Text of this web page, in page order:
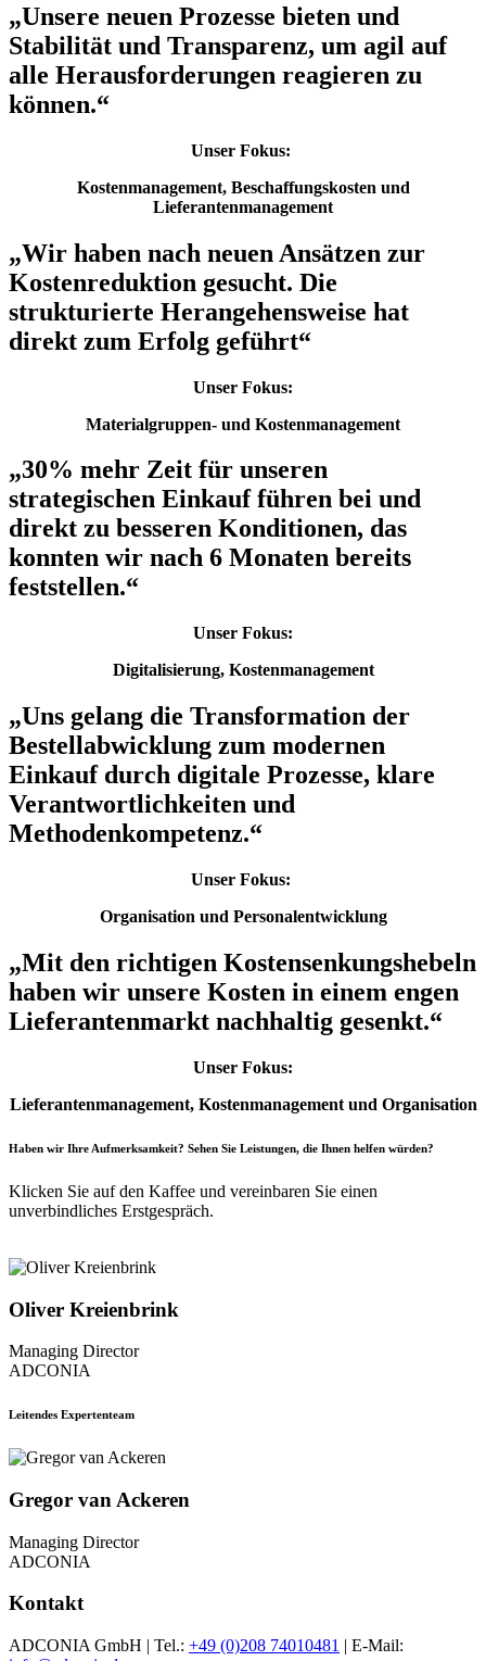
„Unsere neuen Prozesse bieten und
Stabilität und Transparenz, um agil auf
alle Herausforderungen reagieren zu
können.“
Unser Fokus:
Kostenmanagement, Beschaffungskosten und
Lieferantenmanagement
„Wir haben nach neuen Ansätzen zur
Kostenreduktion gesucht. Die
strukturierte Herangehensweise hat
direkt zum Erfolg geführt“
Unser Fokus:
Materialgruppen- und Kostenmanagement
„30% mehr Zeit für unseren
strategischen Einkauf führen bei und
direkt zu besseren Konditionen, das
konnten wir nach 6 Monaten bereits
feststellen.“
Unser Fokus:
Digitalisierung, Kostenmanagement
„Uns gelang die Transformation der
Bestellabwicklung zum modernen
Einkauf durch digitale Prozesse, klare
Verantwortlichkeiten und
Methodenkompetenz.“
Unser Fokus:
Organisation und Personalentwicklung
„Mit den richtigen Kostensenkungshebeln
haben wir unsere Kosten in einem engen
Lieferantenmarkt nachhaltig gesenkt.“
Unser Fokus:
Lieferantenmanagement, Kostenmanagement und Organisation
Haben wir Ihre Aufmerksamkeit? Sehen Sie Leistungen, die Ihnen helfen würden?
Klicken Sie auf den Kaffee und vereinbaren Sie einen
unverbindliches Erstgespräch.
Oliver Kreienbrink
Managing Director
ADCONIA
Leitendes Expertenteam
Gregor van Ackeren
Managing Director
ADCONIA
Kontakt
ADCONIA GmbH | Tel.: +49 (0)208 74010481 | E-Mail: